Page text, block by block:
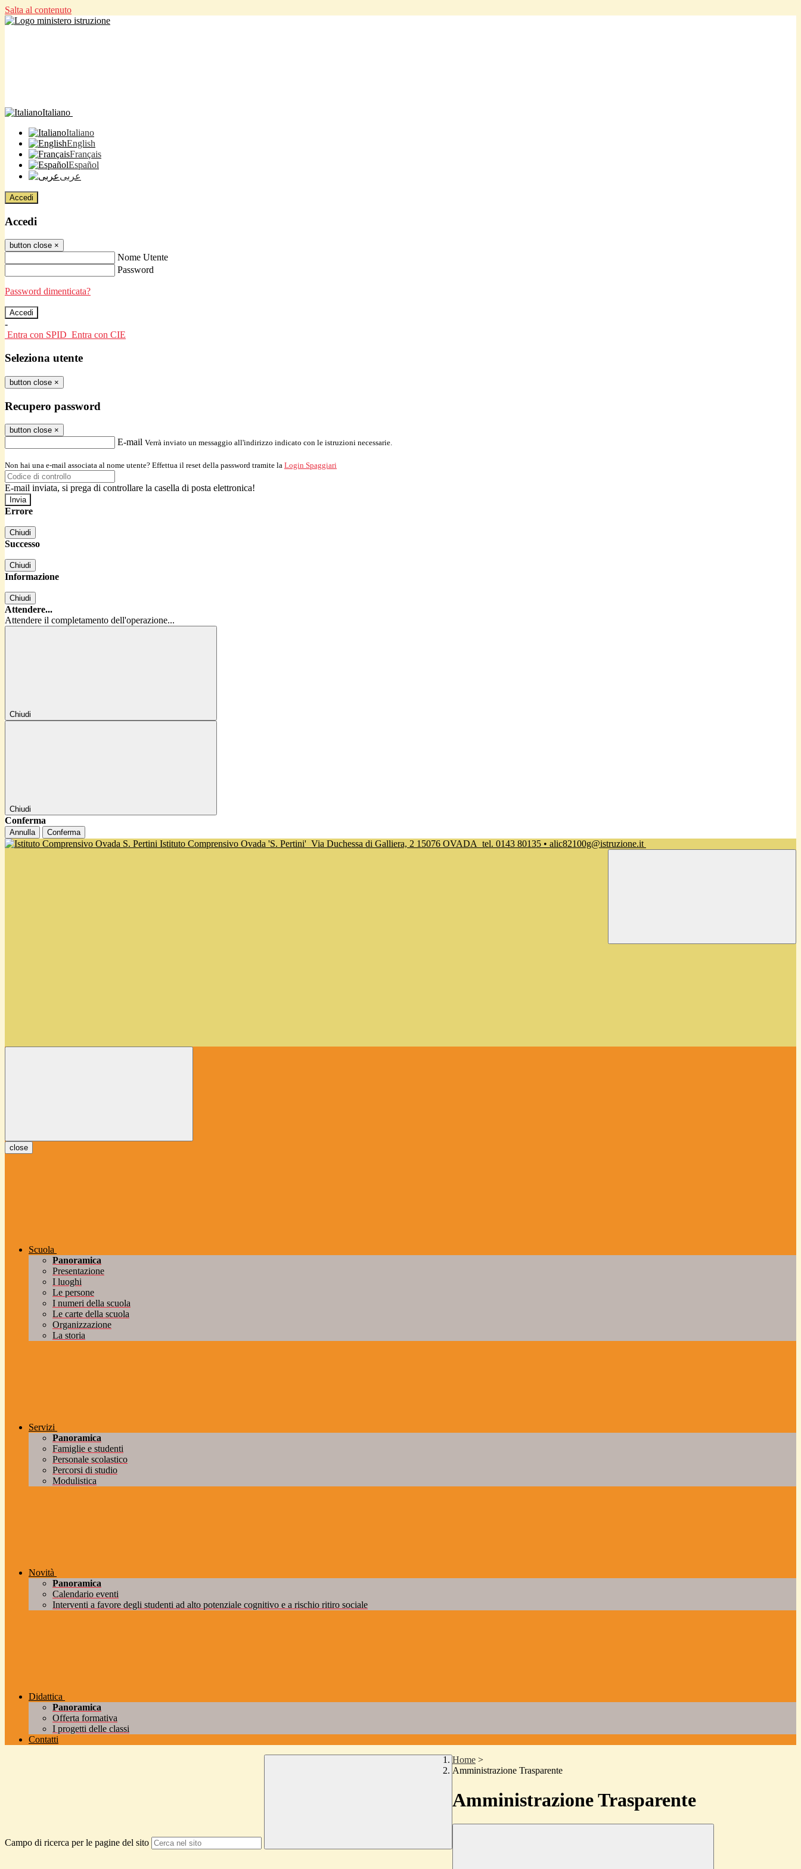
Salta al contenuto
Italiano
Italiano
English
Français
Español
عربى
Accedi
Accedi
button close ×
Nome Utente
Password
Password dimenticata?
-
Entra con SPID Entra con CIE
Seleziona utente
button close ×
Recupero password
button close ×
E-mail Verrà inviato un messaggio all'indirizzo indicato con le istruzioni necessarie.
Non hai una e-mail associata al nome utente? Effettua il reset della password tramite la Login Spaggiari
E-mail inviata, si prega di controllare la casella di posta elettronica!
Errore
Chiudi
Successo
Chiudi
Informazione
Chiudi
Attendere...
Attendere il completamento dell'operazione...
Chiudi
Chiudi
Conferma
Annulla Conferma
Istituto Comprensivo Ovada 'S. Pertini' Via Duchessa di Galliera, 2 15076 OVADA tel. 0143 80135 • alic82100g@istruzione.it
close
Scuola
Panoramica
Presentazione
I luoghi
Le persone
I numeri della scuola
Le carte della scuola
Organizzazione
La storia
Servizi
Panoramica
Famiglie e studenti
Personale scolastico
Percorsi di studio
Modulistica
Novità
Panoramica
Calendario eventi
Interventi a favore degli studenti ad alto potenziale cognitivo e a rischio ritiro sociale
Didattica
Panoramica
Offerta formativa
I progetti delle classi
Contatti
Campo di ricerca per le pagine del sito
Home >
Amministrazione Trasparente
Amministrazione Trasparente